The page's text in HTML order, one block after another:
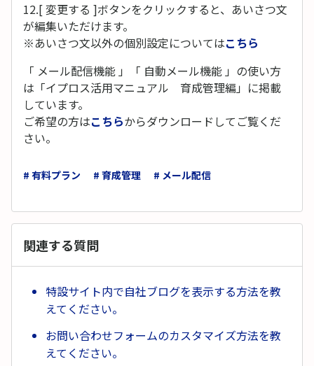
12.[ 変更する ]ボタンをクリックすると、あいさつ文
が編集いただけます。
※あいさつ文以外の個別設定についてはこちら
「 メール配信機能 」「 自動メール機能 」の使い方
は「イプロス活用マニュアル 育成管理編」に掲載
しています。
ご希望の方はこちらからダウンロードしてご覧くだ
さい。
# 有料プラン # 育成管理 # メール配信
関連する質問
特設サイト内で自社ブログを表示する方法を教
えてください。
お問い合わせフォームのカスタマイズ方法を教
えてください。